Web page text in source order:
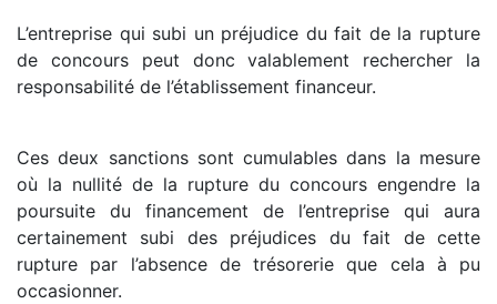
L’entreprise qui subi un préjudice du fait de la rupture
de concours peut donc valablement rechercher la
responsabilité de l’établissement financeur.
Ces deux sanctions sont cumulables dans la mesure
où la nullité de la rupture du concours engendre la
poursuite du financement de l’entreprise qui aura
certainement subi des préjudices du fait de cette
rupture par l’absence de trésorerie que cela à pu
occasionner.